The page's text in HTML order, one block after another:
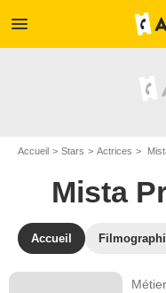
menu
Accueil Stars Actrices
Mista
Accueil